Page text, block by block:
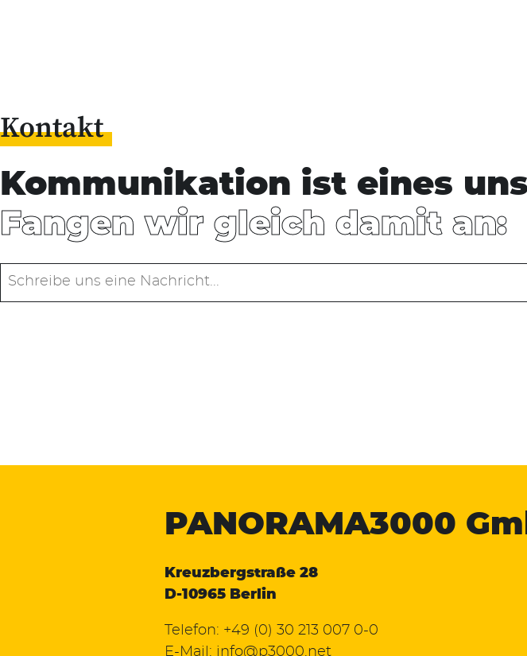
Kontakt
Kommunikation ist eines
Fangen wir gleich damit an:
PANORAMA3000
Kreuzbergstraße 28
D-10965 Berlin
Telefon: +49 (0) 30 213 007 0-0
E-Mail: info@p3000.net